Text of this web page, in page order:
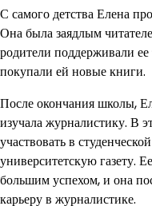
С самого детства Елена
Она была заядлым
родители поддерживали
покупали ей новые книги.
После окончания школы,
изучала журналистику. В
участвовать в
университетскую газету.
большим успехом, и она
карьеру в журналистике.